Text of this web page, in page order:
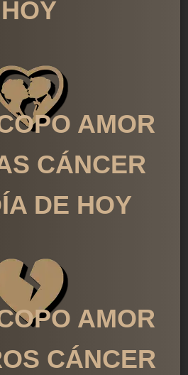
HOY
AMOR
CÁNCER
DE HOY
AMOR
CÁNCER